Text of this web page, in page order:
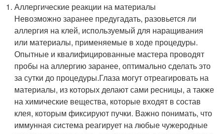
Аллергические реакции на материалы
Невозможно заранее предугадать, разовьется ли
аллергия на клей, используемый для наращивания
или материалы, применяемые в ходе процедуры.
Опытные и квалифицированные мастера проводят
пробы на аллергию заранее, оптимально сделать это
за сутки до процедуры.Глаза могут отреагировать на
материалы, из которых делают сами ресницы, а также
на химические вещества, которые входят в состав
клея, которым фиксируют пучки. Важно понимать, что
иммунная система реагирует на любые чужеродные